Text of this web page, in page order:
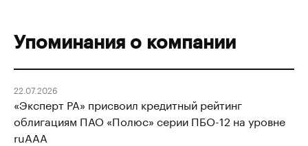
Упоминания о компании
22.07.2026
«Эксперт РА» присвоил кредитный рейтинг
облигациям ПАО «Полюс» серии ПБО-12 на уровне
ruAAA